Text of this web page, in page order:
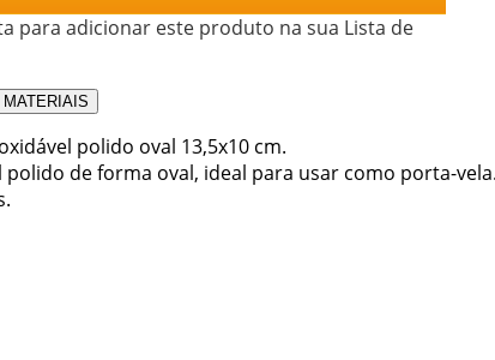
para adicionar este produto na sua Lista de
MATERIAIS
polido oval 13,5x10 cm.
polido de forma oval, ideal para usar como porta-vela.